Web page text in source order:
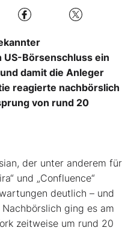
Börsenschluss ein
damit die Anleger
reagierte nachbörslich
von rund 20
der unter anderem für
und „Confluence“
deutlich – und
ging es am
zeitweise um rund 20